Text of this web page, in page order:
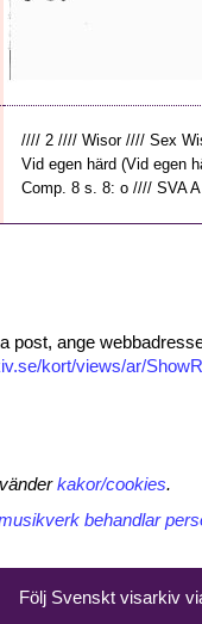
//// 2 //// Wisor //// Sex
Vid egen härd (Vid egen
Comp. 8 s. 8: o //// SVA
post, ange
kort/views/ar/
kakor/cookies.
behandlar
Följ Svenskt visarkiv